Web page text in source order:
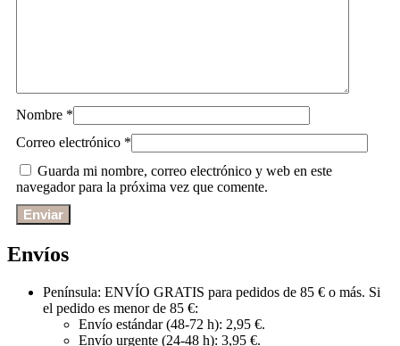
Nombre *
Correo electrónico *
Guarda mi nombre, correo electrónico y web en este
navegador para la próxima vez que comente.
Envíos
Península: ENVÍO GRATIS para pedidos de 85 € o más. Si
el pedido es menor de 85 €:
Envío estándar (48-72 h): 2,95 €.
Envío urgente (24-48 h): 3,95 €.